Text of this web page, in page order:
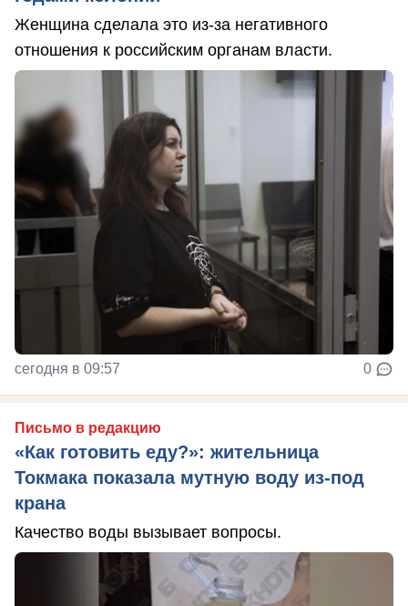
Женщина сделала это из-за негативного
отношения к российским органам власти.
сегодня в 09:57 0
Письмо в редакцию
«Как готовить еду?»: жительница
Токмака показала мутную воду из-под
крана
Качество воды вызывает вопросы.